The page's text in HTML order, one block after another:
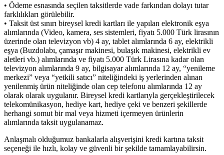
• Ödeme esnasında seçilen taksitlerde vade farkından dolayı tutar
farklılıkları görülebilir.
• Taksit üst sınırı bireysel kredi kartları ile yapılan elektronik eşya
alımlarında (Video, kamera, ses sistemleri, fiyatı 5.000 Türk lirasının
üzerinde olan televizyon vb) 4 ay, tablet alımlarında 6 ay, elektrikli
eşya (Buzdolabı, çamaşır makinesi, bulaşık makinesi, elektrikli ev
aletleri vb.) alımlarında ve fiyatı 5.000 Türk Lirasına kadar olan
televizyon alımlarında 9 ay, bilgisayar alımlarında 12 ay, “yenileme
merkezi” veya “yetkili satıcı” niteliğindeki iş yerlerinden alınan
yenilenmiş ürün niteliğinde olan cep telefonu alımlarında 12 ay
olarak olarak uygulanır. Bireysel kredi kartlarıyla gerçekleştirilecek
telekomünikasyon, hediye kart, hediye çeki ve benzeri şekillerde
herhangi somut bir mal veya hizmeti içermeyen ürünlerin
alımlarında taksit uygulanamaz.
Anlaşmalı olduğumuz bankalarla alışverişini kredi kartına taksit
seçeneği ile hızlı, kolay ve güvenli bir şekilde tamamlayabilirsin.